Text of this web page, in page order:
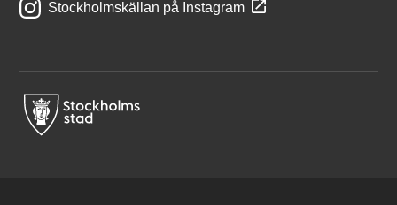
Stockholmskällan på Instagram